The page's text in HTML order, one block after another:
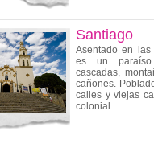
Santiago
Asentado en las
es un
cascadas,
cañones.
calles y viejas
colonial.